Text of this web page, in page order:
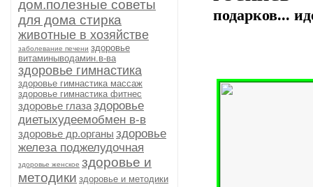
дом.полезные советы
для дома стирка
животные в хозяйстве
заболевание печени здоровье
витаминыводамин.в-ва
здоровье гимнастика
здоровье гимнастика массаж
здоровье гимнастика фитнес
здоровье глазаздоровье
диетыхудеемобмен в-в
здоровье др.органы здоровье
железа поджелудочная
здоровье женское здоровье и
методики здоровье и методики
подарков...